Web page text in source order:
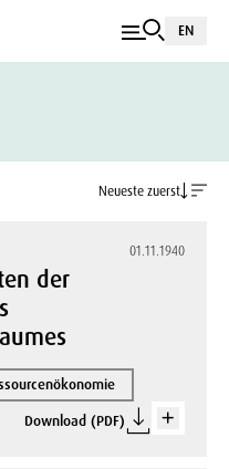
EN
Neueste zuerst
01.11.1940
der
Download (PDF)